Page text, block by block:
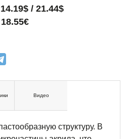
/ 21.44$
Видео
структуру. В